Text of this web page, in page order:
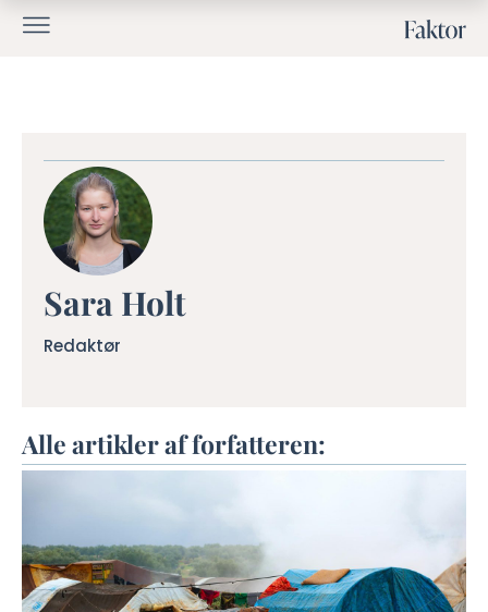
Sara Holt
Redaktør
Alle artikler af forfatteren: